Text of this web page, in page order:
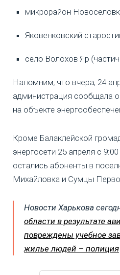
микрорайон
Яковенковский
село Волохов Яр
Напомним, что вчера, 24
администрация сообщала
на объекте
Кроме Балаклейской
энергосети 25 апреля с
остались абоненты в
Михайловка и Сумцы
Новости Харькова
области в результате
повреждены учебное
жилье людей – полиция